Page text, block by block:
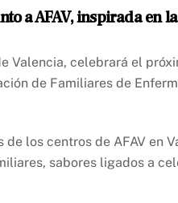
a AFAV, inspirada en
celebrará el
de Familiares de
los centros de AFAV en
sabores ligados a